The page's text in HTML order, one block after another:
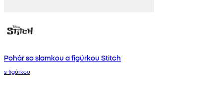
Pohár so slamkou a figúrkou Stitch
s figúrkou